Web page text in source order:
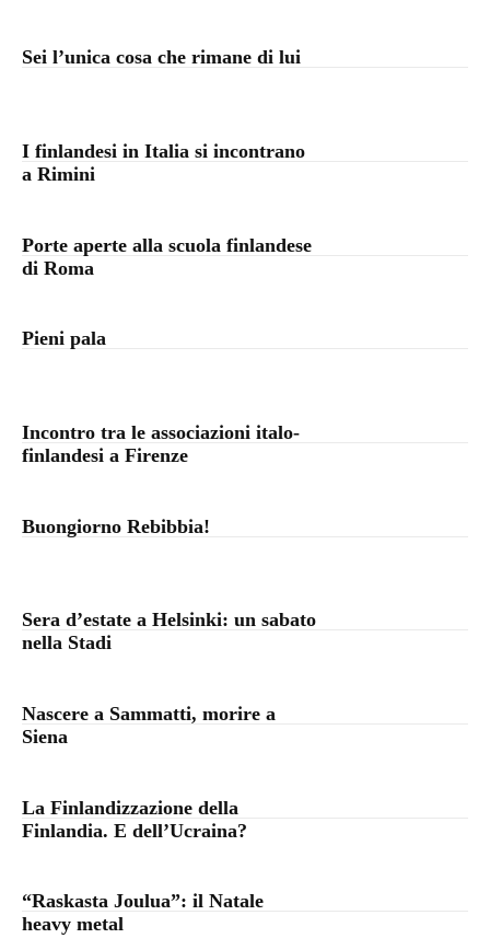
Sei l’unica cosa che rimane di lui
I finlandesi in Italia si incontrano
a Rimini
Porte aperte alla scuola finlandese
di Roma
Pieni pala
Incontro tra le associazioni italo-
finlandesi a Firenze
Buongiorno Rebibbia!
Sera d’estate a Helsinki: un sabato
nella Stadi
Nascere a Sammatti, morire a
Siena
La Finlandizzazione della
Finlandia. E dell’Ucraina?
“Raskasta Joulua”: il Natale
heavy metal